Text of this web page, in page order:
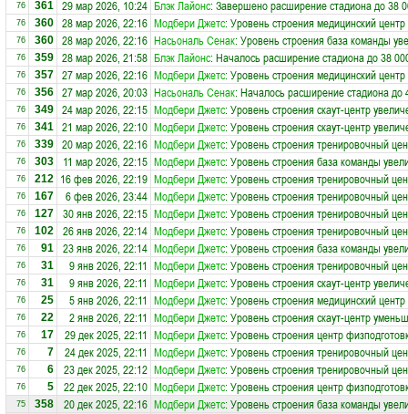
76 361 29 мар 2026, 10:24 Блэк Лайонс: Завершено расширение стадиона до 38
76 360 28 мар 2026, 22:16 Модбери Джетс: Уровень строения медицинский
76 360 28 мар 2026, 22:16 Насьональ Сенак: Уровень строения база команды
76 359 28 мар 2026, 21:58 Блэк Лайонс: Началось расширение стадиона до 38
76 357 27 мар 2026, 22:16 Модбери Джетс: Уровень строения медицинский
76 356 27 мар 2026, 20:03 Насьональ Сенак: Началось расширение стадиона до
76 349 24 мар 2026, 22:15 Модбери Джетс: Уровень строения скаут-центр
76 341 21 мар 2026, 22:10 Модбери Джетс: Уровень строения скаут-центр
76 339 20 мар 2026, 22:16 Модбери Джетс: Уровень строения тренировочный
76 303 11 мар 2026, 22:15 Модбери Джетс: Уровень строения база команды
76 212 16 фев 2026, 22:19 Модбери Джетс: Уровень строения тренировочный
76 167 6 фев 2026, 23:44 Модбери Джетс: Уровень строения тренировочный
76 127 30 янв 2026, 22:15 Модбери Джетс: Уровень строения тренировочный
76 102 26 янв 2026, 22:14 Модбери Джетс: Уровень строения тренировочный
76 91 23 янв 2026, 22:14 Модбери Джетс: Уровень строения база команды
76 31 9 янв 2026, 22:11 Модбери Джетс: Уровень строения тренировочный
76 31 9 янв 2026, 22:11 Модбери Джетс: Уровень строения скаут-центр
76 25 5 янв 2026, 22:11 Модбери Джетс: Уровень строения медицинский
76 22 2 янв 2026, 22:11 Модбери Джетс: Уровень строения скаут-центр
76 17 29 дек 2025, 22:11 Модбери Джетс: Уровень строения центр
76 7 24 дек 2025, 22:11 Модбери Джетс: Уровень строения тренировочный
76 6 23 дек 2025, 22:12 Модбери Джетс: Уровень строения тренировочный
76 5 22 дек 2025, 22:10 Модбери Джетс: Уровень строения центр
75 358 20 дек 2025, 22:16 Модбери Джетс: Уровень строения база команды